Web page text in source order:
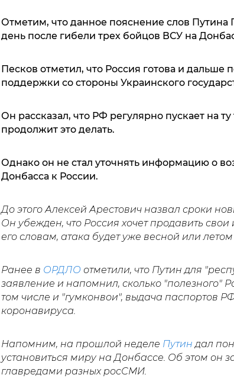
Отметим, что данное пояснение слов
день после гибели трех бойцов ВСУ на
Песков отметил, что Россия готова и дальше
поддержки со стороны Украинского
Он рассказал, что РФ регулярно пускает на
продолжит это делать.
Однако он не стал уточнять информацию о
Донбасса к России.
До этого Алексей Арестович назвал сроки
Он убежден, что Россия хочет продавить
его словам, атака будет уже весной или летом
Ранее в ОРДЛО отметили, что Путин для
заявление и напомнил, сколько "полезного"
том числе и "гумконвои", выдача паспортов
коронавируса.
Напомним, на прошлой неделе Путин дал
установиться миру на Донбассе. Об этом он
главредами разных росСМИ.